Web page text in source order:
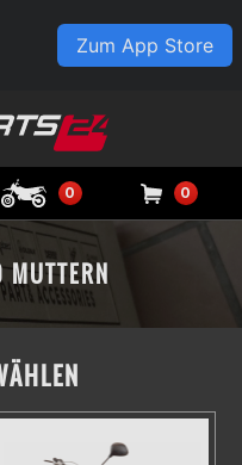
Zum App Store
0 0